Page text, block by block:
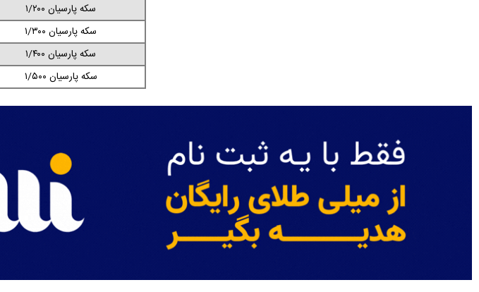
سکه پارسیان ۱/۲۰۰
سکه پارسیان ۱/۳۰۰
سکه پارسیان ۱/۴۰۰
سکه پارسیان ۱/۵۰۰